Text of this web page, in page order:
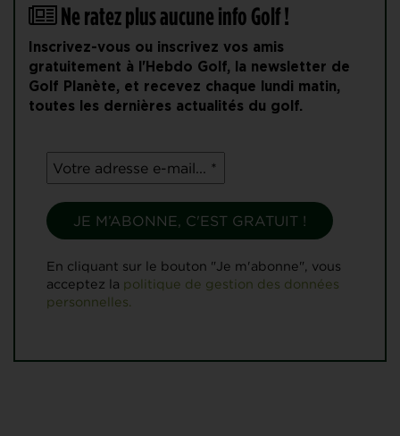
Ne ratez plus aucune info Golf !
Inscrivez-vous ou inscrivez vos amis
gratuitement à l'Hebdo Golf, la newsletter de
Golf Planète, et recevez chaque lundi matin,
toutes les dernières actualités du golf.
En cliquant sur le bouton "Je m'abonne", vous
acceptez la politique de gestion des données
personnelles.